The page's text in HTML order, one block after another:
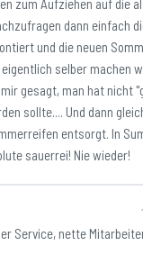
zum Aufziehen auf die
dann einfach
und die neuen
selber machen
gesagt, man hat nicht
sollte.... Und dann
entsorgt. In
sauerrei! Nie wieder!
Service, nette